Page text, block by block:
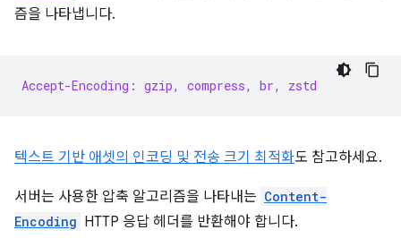
즘을 나타냅니다.
Accept-Encoding: gzip, compress, br, zstd
텍스트 기반 애셋의 인코딩 및 전송 크기 최적화도 참고하세요.
서버는 사용한 압축 알고리즘을 나타내는 Content-
Encoding HTTP 응답 헤더를 반환해야 합니다.